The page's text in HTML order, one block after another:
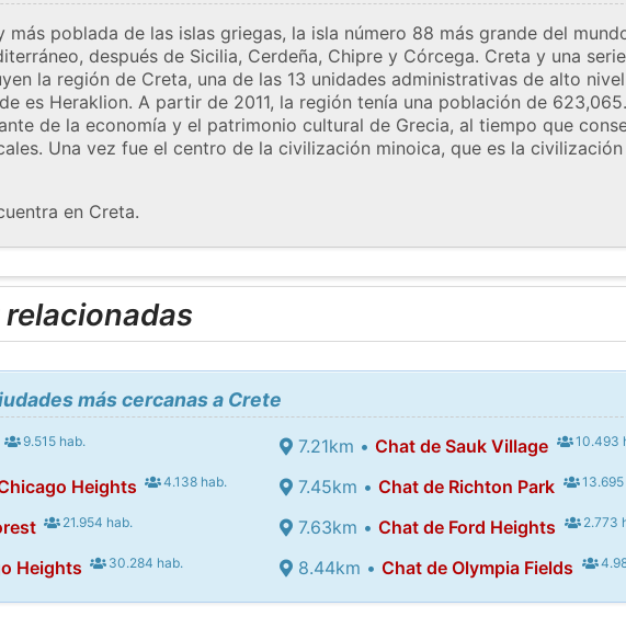
más poblada de las islas griegas, la isla número 88 más grande del
después de Sicilia, Cerdeña, Chipre y Córcega. Creta y una
la región de Creta, una de las 13 unidades administrativas de alto
es Heraklion. A partir de 2011, la región tenía una población de
de la economía y el patrimonio cultural de Grecia, al tiempo que
Una vez fue el centro de la civilización minoica, que es la
en Creta.
más cercanas a Crete
9.515 hab.
Heights 4.138 hab.
21.954 hab.
Heights 30.284 hab.
7.21km •Chat de Sauk Village 10.493
7.45km •Chat de Richton Park 13.695
7.63km •Chat de Ford Heights 2.773
8.44km •Chat de Olympia Fields